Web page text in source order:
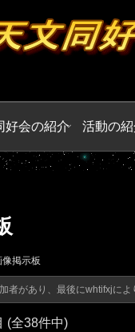
好会の紹介 活動の
掲示板
者があり、最後にwhtifxjによ
(全38件中)